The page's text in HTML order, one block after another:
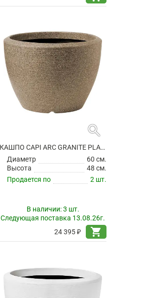
search
КАШПО CAPI ARC GRANITE PLANTER BALL WARM TAUPE
Диаметр
60 см.
Высота
48 см.
Продается по
2 шт.
В наличии:3 шт.
Следующая поставка 13.08.26г.
24 395 ₽
shopping_cart